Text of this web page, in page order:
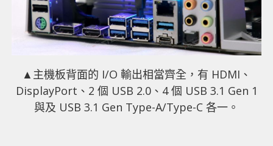
▲主機板背面的 I/O 輸出相當齊全，有 HDMI、
DisplayPort、2 個 USB 2.0、4 個 USB 3.1 Gen 1
與及 USB 3.1 Gen Type-A/Type-C 各一。